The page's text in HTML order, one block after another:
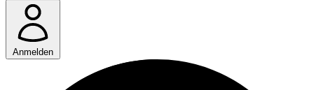
Anmelden